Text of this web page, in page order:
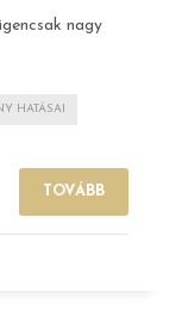
nagy
HATÁSAI
TOVÁBB